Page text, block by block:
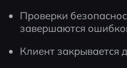
Проверки
завершаются
Клиент закрывается